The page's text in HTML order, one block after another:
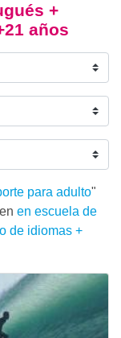
+
años
para adulto"
en escuela de
de idiomas +